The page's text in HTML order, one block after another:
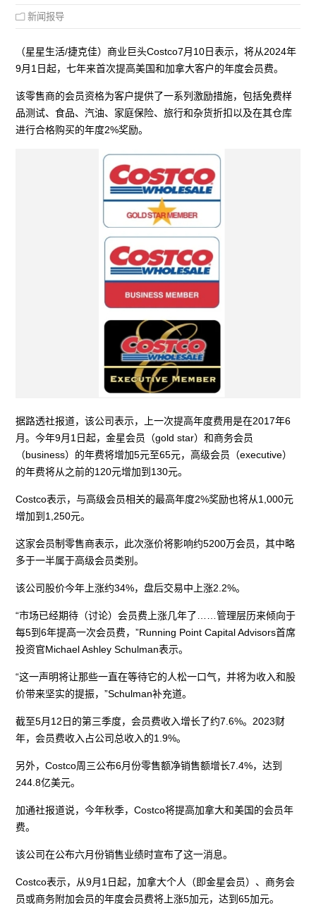
新闻报导
（星星生活/捷克佳）商业巨头Costco7月10日表示，将从2024年
9月1日起，七年来首次提高美国和加拿大客户的年度会员费。
该零售商的会员资格为客户提供了一系列激励措施，包括免费样
品测试、食品、汽油、家庭保险、旅行和杂货折扣以及在其仓库
进行合格购买的年度2%奖励。
据路透社报道，该公司表示，上一次提高年度费用是在2017年6
月。今年9月1日起，金星会员（gold star）和商务会员
（business）的年费将增加5元至65元，高级会员（executive）
的年费将从之前的120元增加到130元。
Costco表示，与高级会员相关的最高年度2%奖励也将从1,000元
增加到1,250元。
这家会员制零售商表示，此次涨价将影响约5200万会员，其中略
多于一半属于高级会员类别。
该公司股价今年上涨约34%，盘后交易中上涨2.2%。
“市场已经期待（讨论）会员费上涨几年了……管理层历来倾向于
每5到6年提高一次会员费，”Running Point Capital Advisors首席
投资官Michael Ashley Schulman表示。
“这一声明将让那些一直在等待它的人松一口气，并将为收入和股
价带来坚实的提振，”Schulman补充道。
截至5月12日的第三季度，会员费收入增长了约7.6%。2023财
年，会员费收入占公司总收入的1.9%。
另外，Costco周三公布6月份零售额净销售额增长7.4%，达到
244.8亿美元。
加通社报道说，今年秋季，Costco将提高加拿大和美国的会员年
费。
该公司在公布六月份销售业绩时宣布了这一消息。
Costco表示，从9月1日起，加拿大个人（即金星会员）、商务会
员或商务附加会员的年度会员费将上涨5加元，达到65加元。